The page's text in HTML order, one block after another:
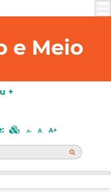
e Meio
A